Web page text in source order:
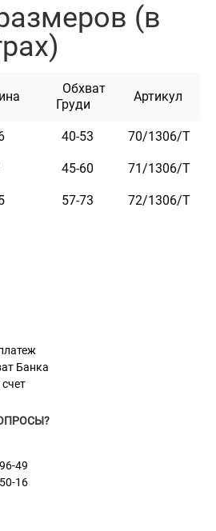
Банка
49
16
светоотражающей
Обхват регулируется.
неприхотлива в уходе.
красном, салатовом,
фиолетовом и оранжевом
(в
Обхват
Груди
Артикул
40-53 70/1306/Т
45-60 71/1306/Т
57-73 72/1306/Т